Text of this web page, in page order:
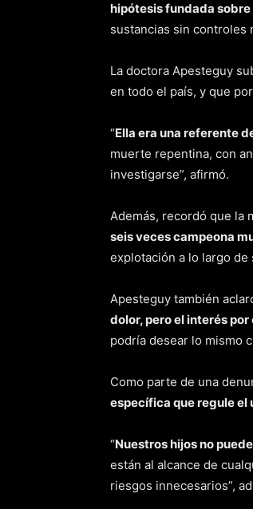
hipótesis fundada
sustancias sin controles
La doctora Apesteguy
en todo el país, y que
“Ella era una referente
muerte repentina, con
investigarse”, afirmó.
Además, recordó que la
seis veces campeona
explotación a lo largo de
Apesteguy también
dolor, pero el interés
podría desear lo mismo
Como parte de una
específica que regule el
“Nuestros hijos no
están al alcance de
riesgos innecesarios”,